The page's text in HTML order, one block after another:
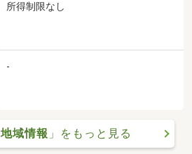
所得制限なし
-
地域情報 」をもっと見る